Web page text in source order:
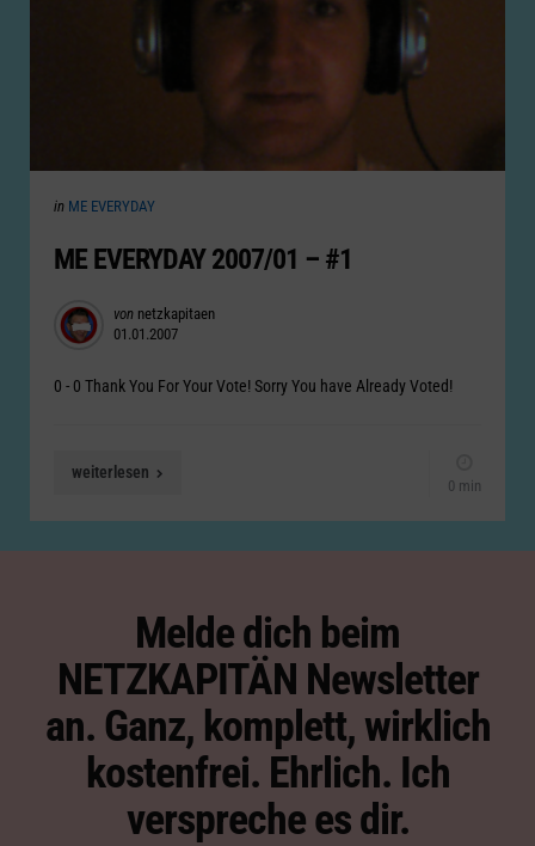
Categories
Posted
in ME EVERYDAY
ME EVERYDAY 2007/01 – #1
Posted
by
von netzkapitaen
01.01.2007
0 - 0 Thank You For Your Vote! Sorry You have Already Voted!
weiterlesen
0 min
Melde dich beim
NETZKAPITÄN Newsletter
an. Ganz, komplett, wirklich
kostenfrei. Ehrlich. Ich
verspreche es dir.